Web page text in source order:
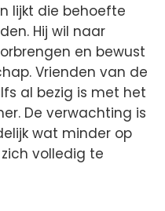
lijkt die behoefte
Hij wil naar
en bewust
Vrienden van de
al bezig is met het
De verwachting is
wat minder op
volledig te